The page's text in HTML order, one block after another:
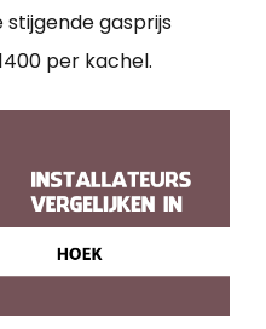
gasprijs
per kachel.